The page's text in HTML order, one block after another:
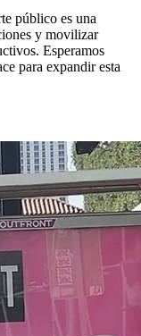
público es una
y movilizar
Esperamos
para expandir esta